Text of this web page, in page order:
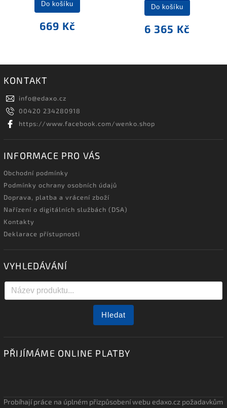
669 Kč
Do košíku
6 365 Kč
Do košíku
KONTAKT
info@edaxo.cz
00420 234280918
https://www.facebook.com/wenko.shop
INFORMACE PRO VÁS
Obchodní podmínky
Podmínky ochrany osobních údajů
Doprava, platba a vrácení zboží
Nařízení o digitálních službách (DSA)
Kontakty
Deklarace přístupnosti
VYHLEDÁVÁNÍ
Hledat
PŘIJÍMÁME ONLINE PLATBY
Probíhají práce na úplném přizpůsobení webu edaxo.cz požadavkům